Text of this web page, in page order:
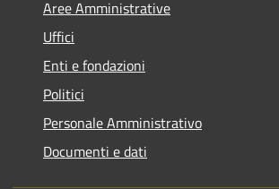
Aree Amministrative
Uffici
Enti e fondazioni
Politici
Personale Amministrativo
Documenti e dati